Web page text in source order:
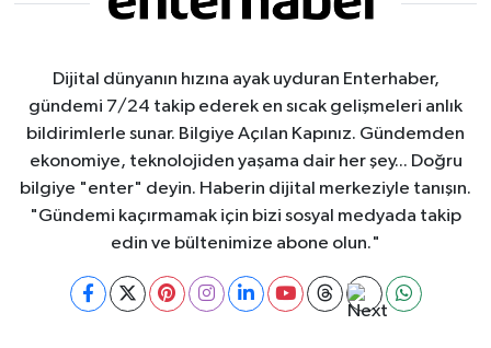
Dijital dünyanın hızına ayak uyduran Enterhaber,
gündemi 7/24 takip ederek en sıcak gelişmeleri anlık
bildirimlerle sunar. Bilgiye Açılan Kapınız. Gündemden
ekonomiye, teknolojiden yaşama dair her şey... Doğru
bilgiye "enter" deyin. Haberin dijital merkeziyle tanışın.
"Gündemi kaçırmamak için bizi sosyal medyada takip
edin ve bültenimize abone olun."